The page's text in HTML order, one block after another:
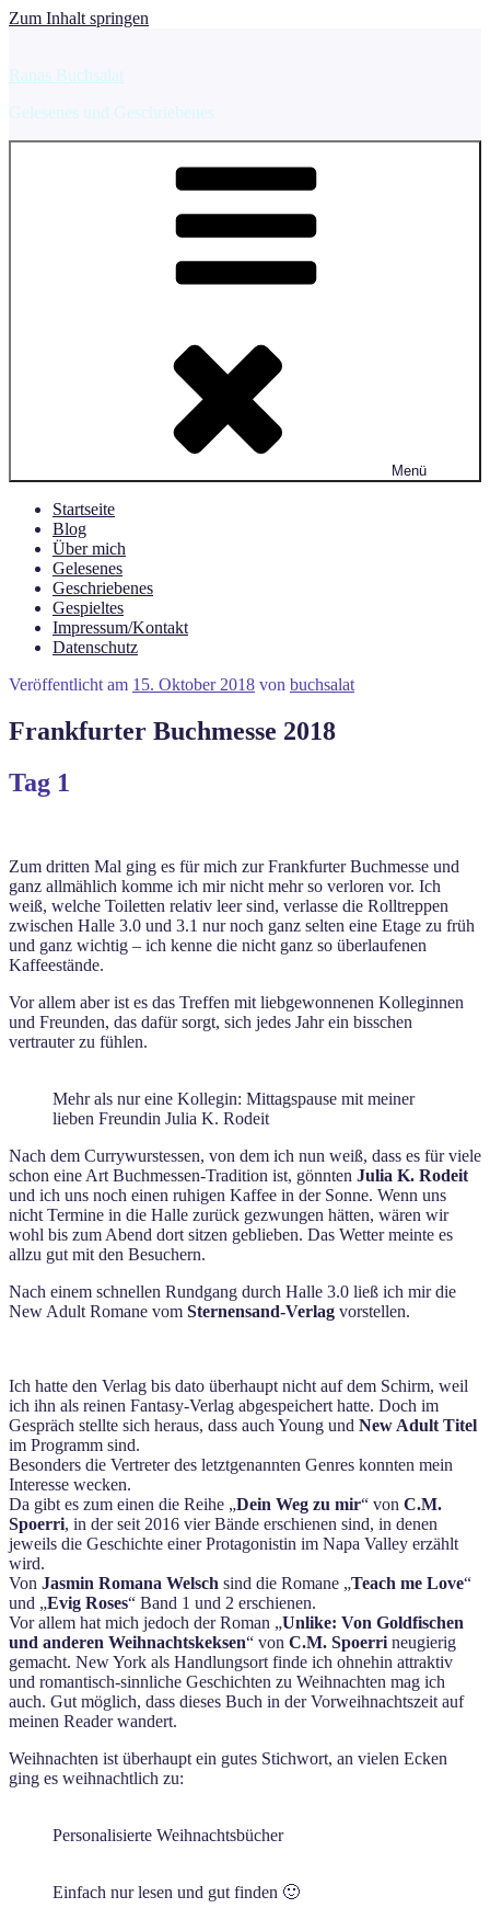
Zum Inhalt springen
Ranas Buchsalat
Gelesenes und Geschriebenes
Menü
Startseite
Blog
Über mich
Gelesenes
Geschriebenes
Gespieltes
Impressum/Kontakt
Datenschutz
Veröffentlicht am 15. Oktober 2018 von buchsalat
Frankfurter Buchmesse 2018
Tag 1
Zum dritten Mal ging es für mich zur Frankfurter Buchmesse und
ganz allmählich komme ich mir nicht mehr so verloren vor. Ich
weiß, welche Toiletten relativ leer sind, verlasse die Rolltreppen
zwischen Halle 3.0 und 3.1 nur noch ganz selten eine Etage zu früh
und ganz wichtig – ich kenne die nicht ganz so überlaufenen
Kaffeestände.
Vor allem aber ist es das Treffen mit liebgewonnenen Kolleginnen
und Freunden, das dafür sorgt, sich jedes Jahr ein bisschen
vertrauter zu fühlen.
Mehr als nur eine Kollegin: Mittagspause mit meiner
lieben Freundin Julia K. Rodeit
Nach dem Currywurstessen, von dem ich nun weiß, dass es für viele
schon eine Art Buchmessen-Tradition ist, gönnten Julia K. Rodeit
und ich uns noch einen ruhigen Kaffee in der Sonne. Wenn uns
nicht Termine in die Halle zurück gezwungen hätten, wären wir
wohl bis zum Abend dort sitzen geblieben. Das Wetter meinte es
allzu gut mit den Besuchern.
Nach einem schnellen Rundgang durch Halle 3.0 ließ ich mir die
New Adult Romane vom Sternensand-Verlag vorstellen.
Ich hatte den Verlag bis dato überhaupt nicht auf dem Schirm, weil
ich ihn als reinen Fantasy-Verlag abgespeichert hatte. Doch im
Gespräch stellte sich heraus, dass auch Young und New Adult Titel
im Programm sind.
Besonders die Vertreter des letztgenannten Genres konnten mein
Interesse wecken.
Da gibt es zum einen die Reihe „Dein Weg zu mir“ von C.M.
Spoerri, in der seit 2016 vier Bände erschienen sind, in denen
jeweils die Geschichte einer Protagonistin im Napa Valley erzählt
wird.
Von Jasmin Romana Welsch sind die Romane „Teach me Love“
und „Evig Roses“ Band 1 und 2 erschienen.
Vor allem hat mich jedoch der Roman „Unlike: Von Goldfischen
und anderen Weihnachtskeksen“ von C.M. Spoerri neugierig
gemacht. New York als Handlungsort finde ich ohnehin attraktiv
und romantisch-sinnliche Geschichten zu Weihnachten mag ich
auch. Gut möglich, dass dieses Buch in der Vorweihnachtszeit auf
meinen Reader wandert.
Weihnachten ist überhaupt ein gutes Stichwort, an vielen Ecken
ging es weihnachtlich zu:
Personalisierte Weihnachtsbücher
Einfach nur lesen und gut finden 🙂